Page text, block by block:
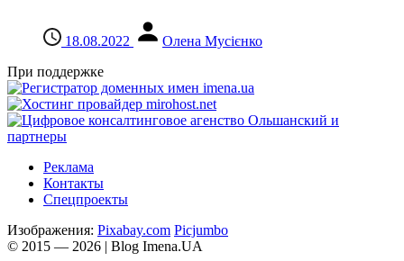
18.08.2022
Олена Мусієнко
При поддержке
Реклама
Контакты
Спецпроекты
Изображения: Pixabay.com Picjumbo
© 2015 — 2026 | Blog Imena.UA